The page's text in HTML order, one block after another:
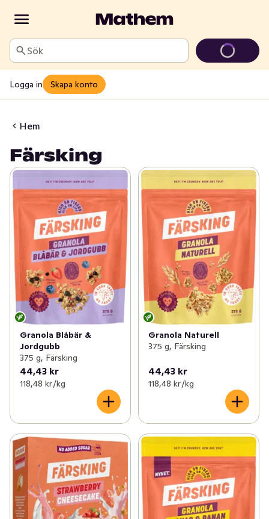
Sök
Logga in Skapa konto
Hem
Färsking
Granola Blåbär &
Jordgubb
375 g, Färsking
44,43 kr
118,48 kr /kg
Granola Naturell
375 g, Färsking
44,43 kr
118,48 kr /kg